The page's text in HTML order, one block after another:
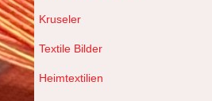
Kruseler
Textile Bilder
Heimtextilien